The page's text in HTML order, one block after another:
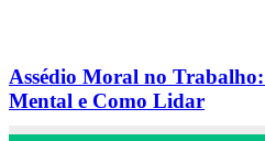
Assédio Moral no
Mental e Como Lidar